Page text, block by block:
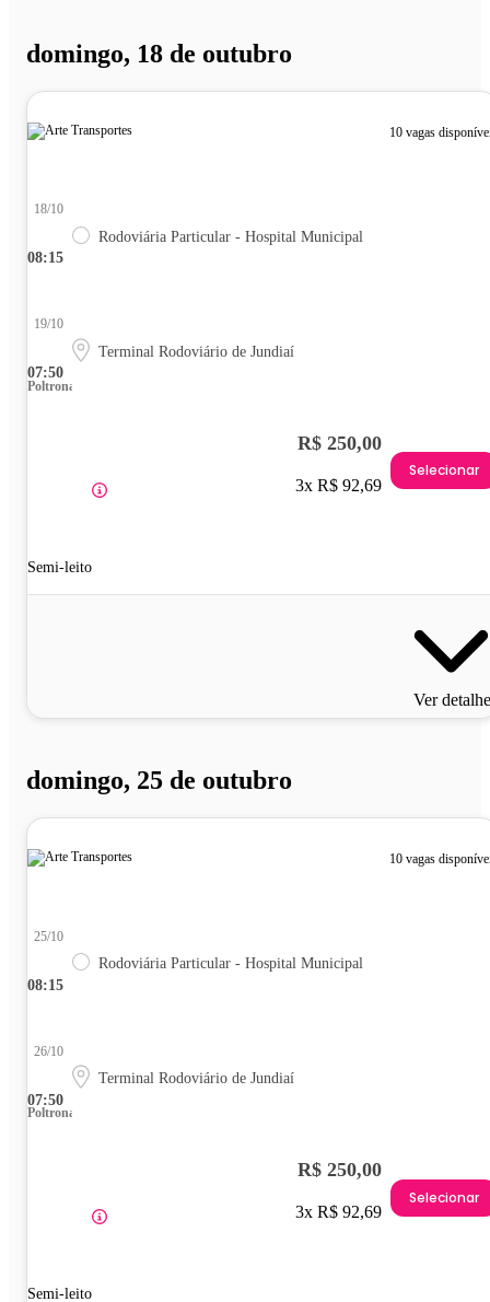
domingo, 18 de outubro
10 vagas
08:15
18/10
Rodoviária Particular - Hospital Municipal
07:50
19/10
Terminal Rodoviário de Jundiaí
Poltrona
Semi-leito
R$ 250,00
3x R$ 92,69
Selecionar
Ver
domingo, 25 de outubro
10 vagas
08:15
25/10
Rodoviária Particular - Hospital Municipal
07:50
26/10
Terminal Rodoviário de Jundiaí
Poltrona
Semi-leito
R$ 250,00
3x R$ 92,69
Selecionar